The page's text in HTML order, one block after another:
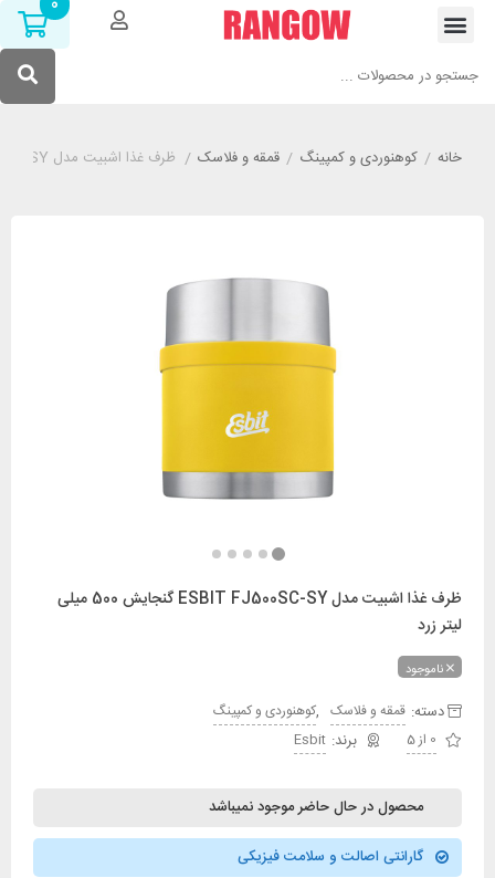
خانه/ کوهنوردی و کمپینگ/ قمقه و فلاسک/ ظرف غذا اشبیت مدل ESBIT FJ500SC-SY گنجایش 500 میلی لیتر زرد
ظرف غذا اشبیت مدل ESBIT FJ500SC-SY گنجایش 500 میلی
لیتر زرد
ناموجود
دسته: قمقه و فلاسک
کوهنوردی و کمپینگ
0 از 5
Esbit
محصول در حال حاضر موجود نمیباشد
گارانتی اصالت و سلامت فیزیکی